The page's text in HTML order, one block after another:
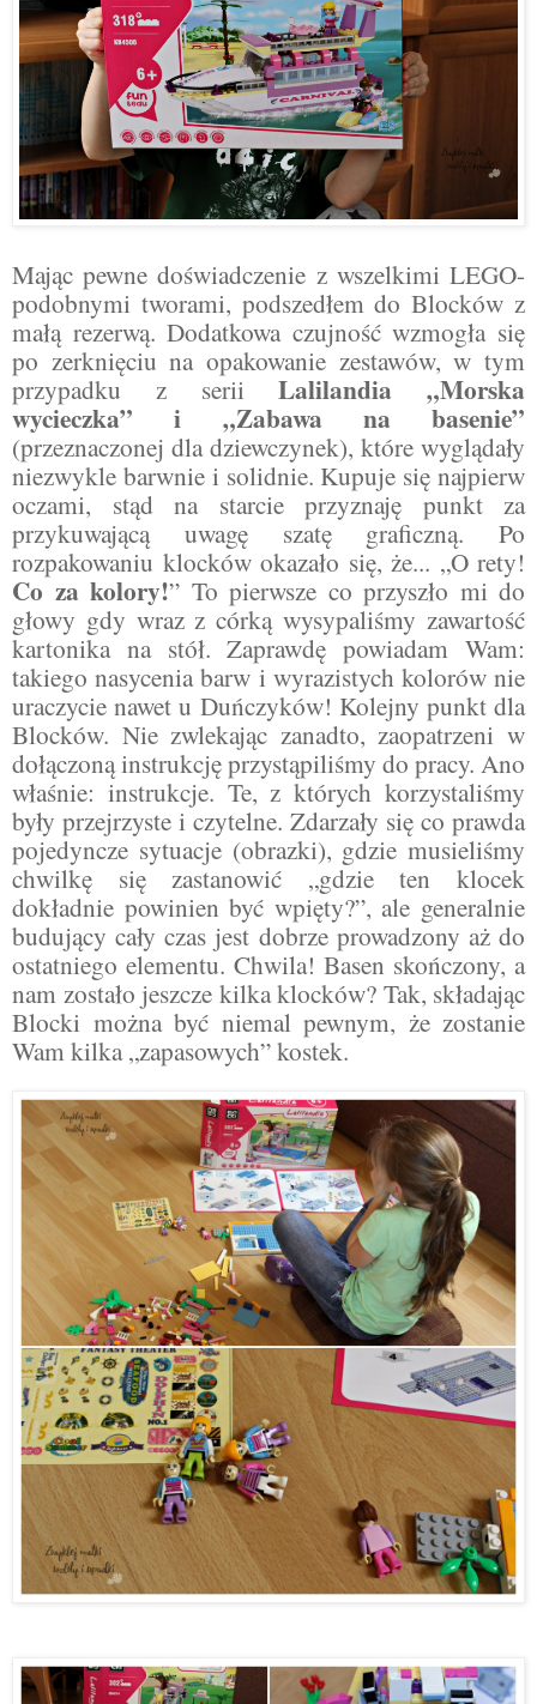
Mając pewne doświadczenie z wszelkimi LEGO-
podobnymi tworami, podszedłem do Blocków z
małą rezerwą. Dodatkowa czujność wzmogła się
po zerknięciu na opakowanie zestawów, w tym
przypadku z seriiLalilandia „Morska
wycieczka” i „Zabawa na basenie”
(przeznaczonej dla dziewczynek), które wyglądały
niezwykle barwnie i solidnie. Kupuje się najpierw
oczami, stąd na starcie przyznaję punkt za
przykuwającą uwagę szatę graficzną. Po
rozpakowaniu klocków okazało się, że... „O rety!
Co za kolory!” To pierwsze co przyszło mi do
głowy gdy wraz z córką wysypaliśmy zawartość
kartonika na stół. Zaprawdę powiadam Wam:
takiego nasycenia barw i wyrazistych kolorów nie
uraczycie nawet u Duńczyków! Kolejny punkt dla
Blocków. Nie zwlekając zanadto, zaopatrzeni w
dołączoną instrukcję przystąpiliśmy do pracy. Ano
właśnie: instrukcje. Te, z których korzystaliśmy
były przejrzyste i czytelne. Zdarzały się co prawda
pojedyncze sytuacje (obrazki), gdzie musieliśmy
chwilkę się zastanowić „gdzie ten klocek
dokładnie powinien być wpięty?”, ale generalnie
budujący cały czas jest dobrze prowadzony aż do
ostatniego elementu. Chwila! Basen skończony, a
nam zostało jeszcze kilka klocków? Tak, składając
Blocki można być niemal pewnym, że zostanie
Wam kilka „zapasowych” kostek.